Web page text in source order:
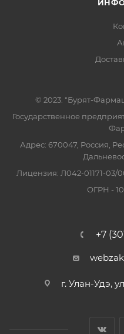
© 2023. "Бурят-
Государственное
Адрес: 670047, Россия,
Лицензия: Л042-01171-03/
ОГРН -
+7
г. Улан-Удэ,